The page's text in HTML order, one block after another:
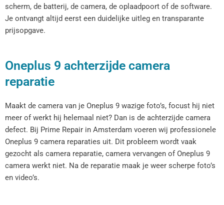
scherm, de batterij, de camera, de oplaadpoort of de software.
Je ontvangt altijd eerst een duidelijke uitleg en transparante
prijsopgave.
Oneplus 9 achterzijde camera
reparatie
Maakt de camera van je Oneplus 9 wazige foto’s, focust hij niet
meer of werkt hij helemaal niet? Dan is de achterzijde camera
defect. Bij Prime Repair in Amsterdam voeren wij professionele
Oneplus 9 camera reparaties uit. Dit probleem wordt vaak
gezocht als camera reparatie, camera vervangen of Oneplus 9
camera werkt niet. Na de reparatie maak je weer scherpe foto’s
en video’s.